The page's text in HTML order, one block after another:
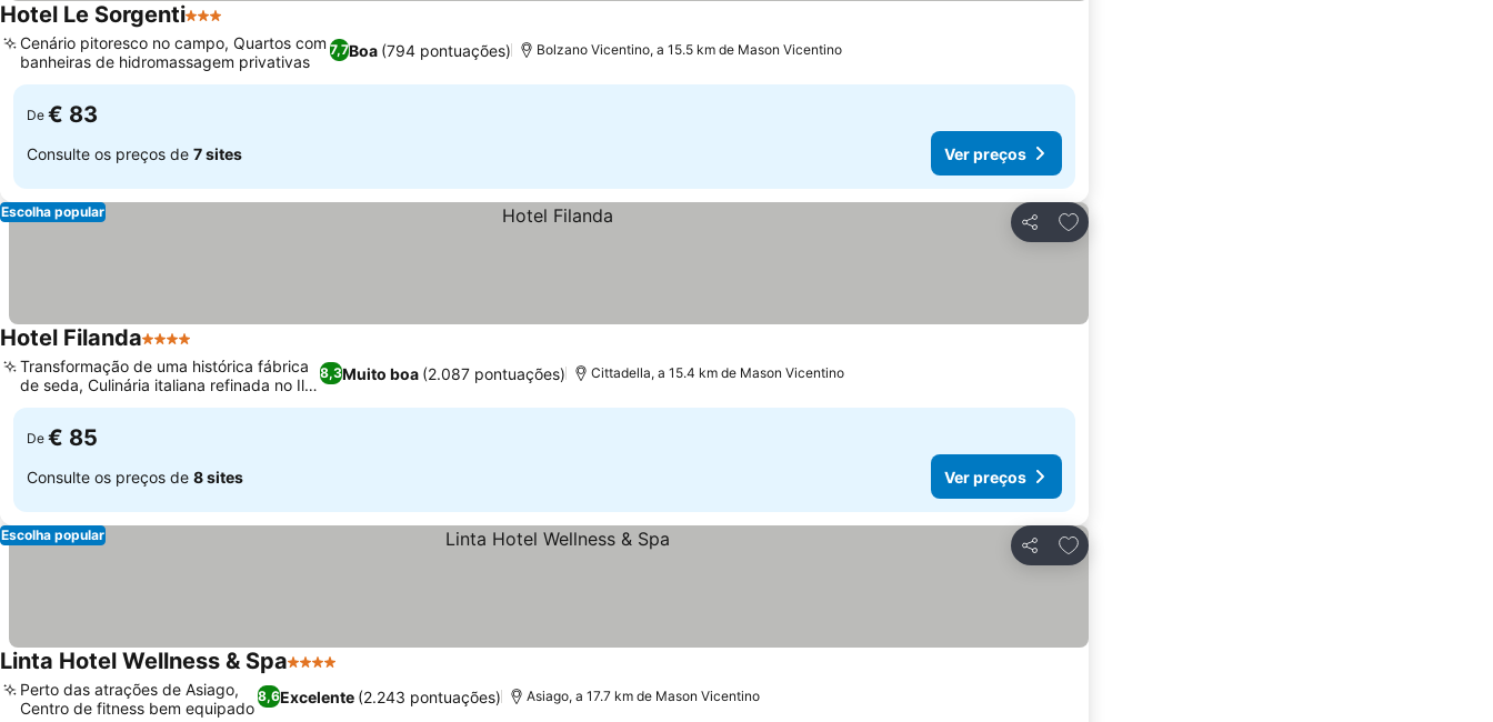
Hotel Le Sorgenti3 Estrelas
7,7Boa (794 pontuações)
Cenário pitoresco no campo, Quartos com
banheiras de hidromassagem privativas
Bolzano Vicentino, a 15.5 km de Mason Vicentino
De € 83
Consulte os preços de 7 sites Ver preços
Partilhar
Adicionar aos favoritos
Escolha popular
Hotel Filanda4 Estrelas
8,3Muito boa (2.087 pontuações)
Transformação de uma histórica fábrica
de seda, Culinária italiana refinada no Il
Filandino
Cittadella, a 15.4 km de Mason Vicentino
De € 85
Consulte os preços de 8 sites Ver preços
Partilhar
Adicionar aos favoritos
Escolha popular
Linta Hotel Wellness & Spa4 Estrelas
8,6Excelente (2.243 pontuações)
Perto das atrações de Asiago,
Centro de fitness bem equipado
Asiago, a 17.7 km de Mason Vicentino